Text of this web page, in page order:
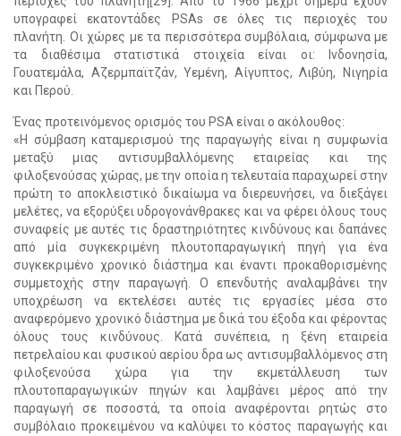
υπογραφεί εκατοντάδες PSAs σε όλες τις περιοχές του
πλανήτη. Οι χώρες με τα περισσότερα συμβόλαια, σύμφωνα με
τα διαθέσιμα στατιστικά στοιχεία είναι οι: Ινδονησία,
Γουατεμάλα, Αζερμπαϊτζάν, Υεμένη, Αίγυπτος, Λιβύη, Νιγηρία
και Περού.
Ένας προτεινόμενος ορισμός του PSA είναι ο ακόλουθος:
«Η σύμβαση καταμερισμού της παραγωγής είναι η συμφωνία
μεταξύ μιας αντισυμβαλλόμενης εταιρείας και της
φιλοξενούσας χώρας, με την οποία η τελευταία παραχωρεί στην
πρώτη το αποκλειστικό δικαίωμα να διερευνήσει, να διεξάγει
μελέτες, να εξορύξει υδρογονάνθρακες και να φέρει όλους τους
συναφείς με αυτές τις δραστηριότητες κινδύνους και δαπάνες
από μία συγκεκριμένη πλουτοπαραγωγική πηγή για ένα
συγκεκριμένο χρονικό διάστημα και έναντι προκαθορισμένης
συμμετοχής στην παραγωγή. Ο επενδυτής αναλαμβάνει την
υποχρέωση να εκτελέσει αυτές τις εργασίες μέσα στο
αναφερόμενο χρονικό διάστημα με δικά του έξοδα και φέροντας
όλους τους κινδύνους. Κατά συνέπεια, η ξένη εταιρεία
πετρελαίου και φυσικού αερίου δρα ως αντισυμβαλλόμενος στη
φιλοξενούσα χώρα για την εκμετάλλευση των
πλουτοπαραγωγικών πηγών και λαμβάνει μέρος από την
παραγωγή σε ποσοστά, τα οποία αναφέρονται ρητώς στο
συμβόλαιο προκειμένου να καλύψει το κόστος παραγωγής και